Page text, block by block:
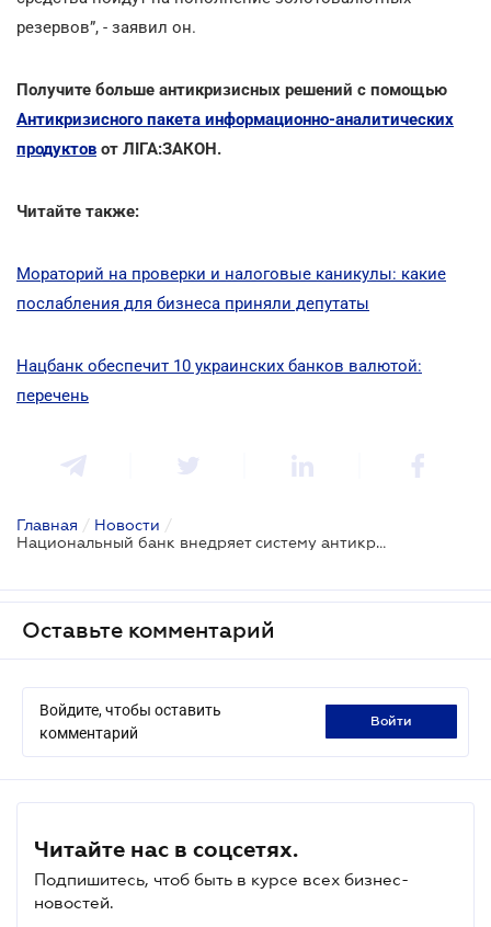
резервов”, - заявил он.
Получите больше антикризисных решений с помощью
Антикризисного пакета информационно-аналитических
продуктов от ЛІГА:ЗАКОН.
Читайте также:
Мораторий на проверки и налоговые каникулы: какие
послабления для бизнеса приняли депутаты
Нацбанк обеспечит 10 украинских банков валютой:
перечень
Главная / Новости /
Национальный банк внедряет систему антикризисных мер на время карантина
Оставьте комментарий
Войдите, чтобы оставить
комментарий
войти
Читайте нас в соцсетях.
Подпишитесь, чтоб быть в курсе всех бизнес-
новостей.